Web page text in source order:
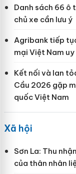
Danh sách 66 ô
chủ xe cần lưu ý
Agribank tiếp
mại Việt Nam
Kết nối và lan
Cầu 2026 gặp
quốc Việt Nam
Xã hội
Sơn La: Thu
của thân nhân